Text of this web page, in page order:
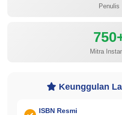
Penulis
Mitra
Keunggulan
ISBN Resmi